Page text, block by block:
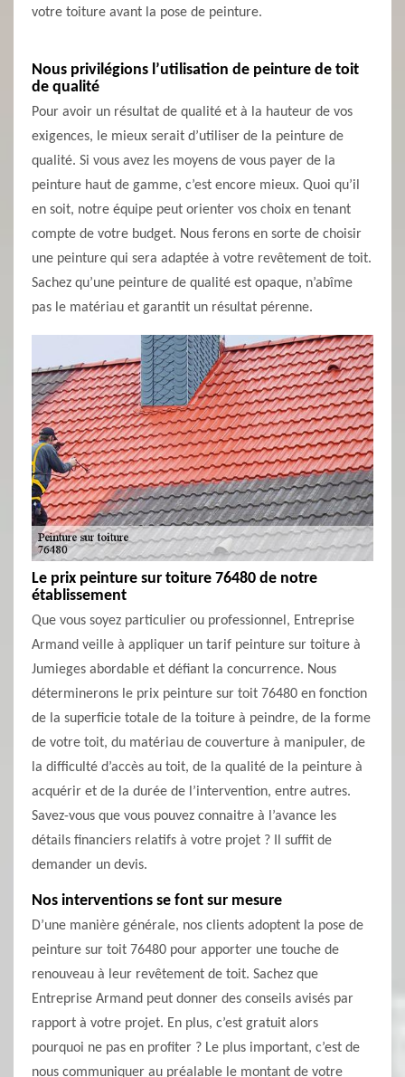
votre toiture avant la pose de peinture.
Nous privilégions l’utilisation de peinture de toit
de qualité
Pour avoir un résultat de qualité et à la hauteur de vos
exigences, le mieux serait d’utiliser de la peinture de
qualité. Si vous avez les moyens de vous payer de la
peinture haut de gamme, c’est encore mieux. Quoi qu’il
en soit, notre équipe peut orienter vos choix en tenant
compte de votre budget. Nous ferons en sorte de choisir
une peinture qui sera adaptée à votre revêtement de toit.
Sachez qu’une peinture de qualité est opaque, n’abîme
pas le matériau et garantit un résultat pérenne.
Le prix peinture sur toiture 76480 de notre
établissement
Que vous soyez particulier ou professionnel, Entreprise
Armand veille à appliquer un tarif peinture sur toiture à
Jumieges abordable et défiant la concurrence. Nous
déterminerons le prix peinture sur toit 76480 en fonction
de la superficie totale de la toiture à peindre, de la forme
de votre toit, du matériau de couverture à manipuler, de
la difficulté d’accès au toit, de la qualité de la peinture à
acquérir et de la durée de l’intervention, entre autres.
Savez-vous que vous pouvez connaitre à l’avance les
détails financiers relatifs à votre projet ? Il suffit de
demander un devis.
Nos interventions se font sur mesure
D’une manière générale, nos clients adoptent la pose de
peinture sur toit 76480 pour apporter une touche de
renouveau à leur revêtement de toit. Sachez que
Entreprise Armand peut donner des conseils avisés par
rapport à votre projet. En plus, c’est gratuit alors
pourquoi ne pas en profiter ? Le plus important, c’est de
nous communiquer au préalable le montant de votre